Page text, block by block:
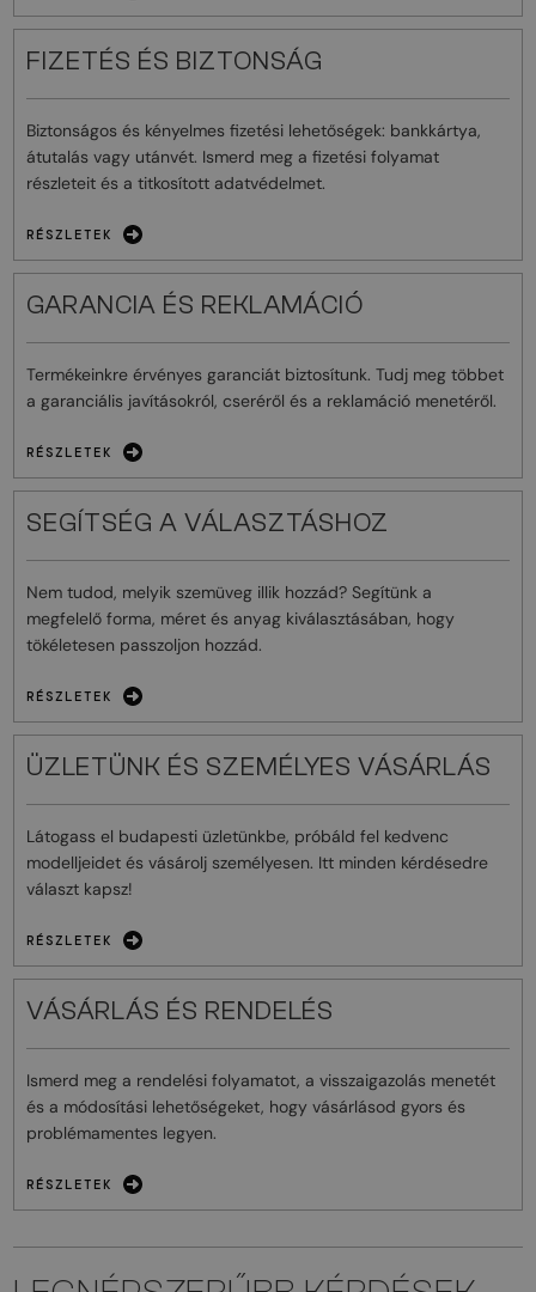
FIZETÉS ÉS BIZTONSÁG
Biztonságos és kényelmes fizetési lehetőségek: bankkártya,
átutalás vagy utánvét. Ismerd meg a fizetési folyamat
részleteit és a titkosított adatvédelmet.
RÉSZLETEK
GARANCIA ÉS REKLAMÁCIÓ
Termékeinkre érvényes garanciát biztosítunk. Tudj meg többet
a garanciális javításokról, cseréről és a reklamáció menetéről.
RÉSZLETEK
SEGÍTSÉG A VÁLASZTÁSHOZ
Nem tudod, melyik szemüveg illik hozzád? Segítünk a
megfelelő forma, méret és anyag kiválasztásában, hogy
tökéletesen passzoljon hozzád.
RÉSZLETEK
ÜZLETÜNK ÉS SZEMÉLYES VÁSÁRLÁS
Látogass el budapesti üzletünkbe, próbáld fel kedvenc
modelljeidet és vásárolj személyesen. Itt minden kérdésedre
választ kapsz!
RÉSZLETEK
VÁSÁRLÁS ÉS RENDELÉS
Ismerd meg a rendelési folyamatot, a visszaigazolás menetét
és a módosítási lehetőségeket, hogy vásárlásod gyors és
problémamentes legyen.
RÉSZLETEK